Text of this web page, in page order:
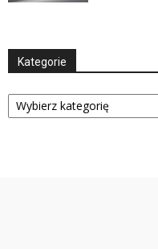
Kategorie
Kategorie